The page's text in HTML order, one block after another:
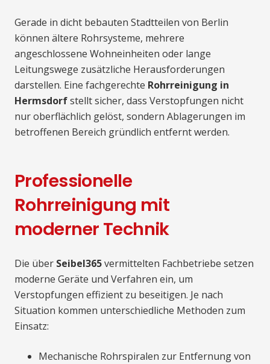
Gerade in dicht bebauten Stadtteilen von Berlin
können ältere Rohrsysteme, mehrere
angeschlossene Wohneinheiten oder lange
Leitungswege zusätzliche Herausforderungen
darstellen. Eine fachgerechte Rohrreinigung in
Hermsdorfstellt sicher, dass Verstopfungen nicht
nur oberflächlich gelöst, sondern Ablagerungen im
betroffenen Bereich gründlich entfernt werden.
Professionelle
Rohrreinigung mit
moderner Technik
Die über Seibel365vermittelten Fachbetriebe setzen
moderne Geräte und Verfahren ein, um
Verstopfungen effizient zu beseitigen. Je nach
Situation kommen unterschiedliche Methoden zum
Einsatz:
Mechanische Rohrspiralen zur Entfernung von